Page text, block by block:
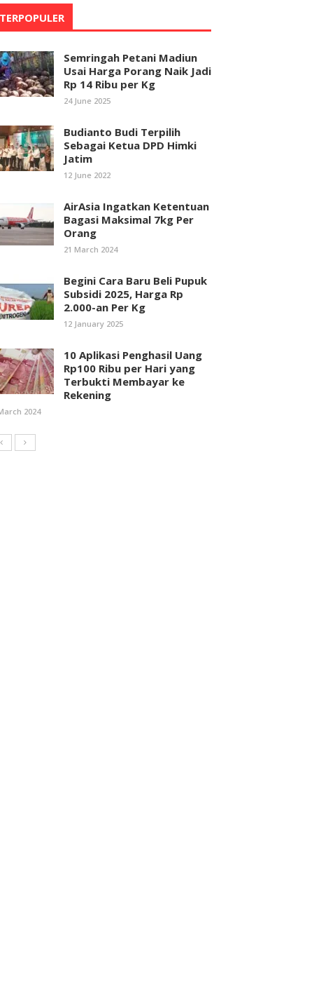
TERPOPULER
Semringah Petani Madiun
Usai Harga Porang Naik Jadi
Rp 14 Ribu per Kg
24 June 2025
Budianto Budi Terpilih
Sebagai Ketua DPD Himki
Jatim
12 June 2022
AirAsia Ingatkan Ketentuan
Bagasi Maksimal 7kg Per
Orang
21 March 2024
Begini Cara Baru Beli Pupuk
Subsidi 2025, Harga Rp
2.000-an Per Kg
12 January 2025
10 Aplikasi Penghasil Uang
Rp100 Ribu per Hari yang
Terbukti Membayar ke
Rekening
2024